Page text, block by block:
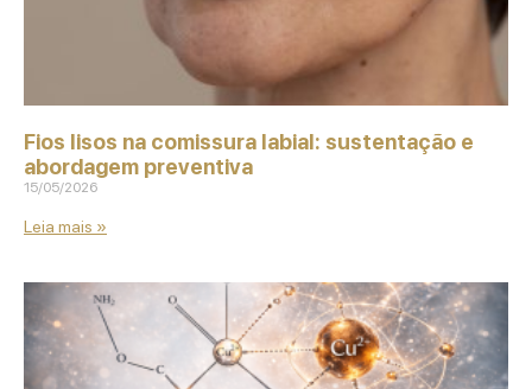
Fios lisos na comissura labial: sustentação e
abordagem preventiva
15/05/2026
Leia mais »